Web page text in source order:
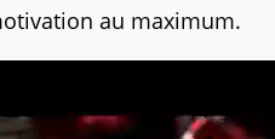
au maximum.